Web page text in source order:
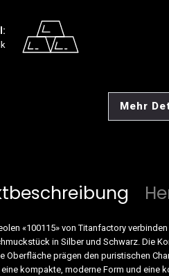
Mehr
«100115» von Titanfactory
in Silber und Schwarz. Die
Oberfläche prägen den puristischen
kompakte, moderne Form und eine